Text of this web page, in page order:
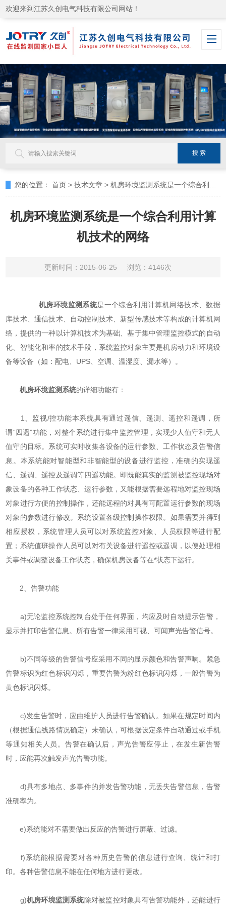
欢迎来到江苏久创电气科技有限公司网站！
您的位置： 首页 >技术文章 >机房环境监测系统是一个综合利用计算机技术的网络
机房环境监测系统是一个综合利用计算
机技术的网络
更新时间：2015-06-25 浏览：4146次
机房环境监测系统是一个综合利用计算机网络技术、数据
库技术、通信技术、自动控制技术、新型传感技术等构成的计算机网
络，提供的一种以计算机技术为基础、基于集中管理监控模式的自动
化、智能化和率的技术手段，系统监控对象主要是机房动力和环境设
备等设备（如：配电、UPS、空调、温湿度、漏水等）。
机房环境监测系统的详细功能有：
1、监视/控功能本系统具有通过遥信、遥测、遥控和遥调，所
谓“四遥”功能，对整个系统进行集中监控管理，实现少人值守和无人
值守的目标。系统可实时收集各设备的运行参数、工作状态及告警信
息。本系统能对智能型和非智能型的设备进行监控，准确的实现遥
信、遥调、遥控及遥调等四遥功能。即既能真实的监测被监控现场对
象设备的各种工作状态、运行参数，又能根据需要远程地对监控现场
对象进行方便的控制操作，还能远程的对具有可配置运行参数的现场
对象的参数进行修改。系统设置各级控制操作权限。如果需要并得到
相应授权，系统管理人员可以对系统监控对象、人员权限等进行配
置；系统值班操作人员可以对有关设备进行遥控或遥调，以便处理相
关事件或调整设备工作状态，确保机房设备等在*状态下运行。
2、告警功能
a)无论监控系统控制台处于任何界面，均应及时自动提示告警，
显示并打印告警信息。所有告警一律采用可视、可闻声光告警信号。
b)不同等级的告警信号应采用不同的显示颜色和告警声响。紧急
告警标识为红色标识闪烁，重要告警为粉红色标识闪烁，一般告警为
黄色标识闪烁。
c)发生告警时，应由维护人员进行告警确认。如果在规定时间内
（根据通信线路情况确定）未确认，可根据设定条件自动通过或手机
等通知相关人员。告警在确认后，声光告警应停止，在发生新告警
时，应能再次触发声光告警功能。
d)具有多地点、多事件的并发告警功能，无丢失告警信息，告警
准确率为。
e)系统能对不需要做出反应的告警进行屏蔽、过滤。
f)系统能根据需要对各种历史告警的信息进行查询、统计和打
印。各种告警信息不能在任何地方进行更改。
g)机房环境监测系统除对被监控对象具有告警功能外，还能进行